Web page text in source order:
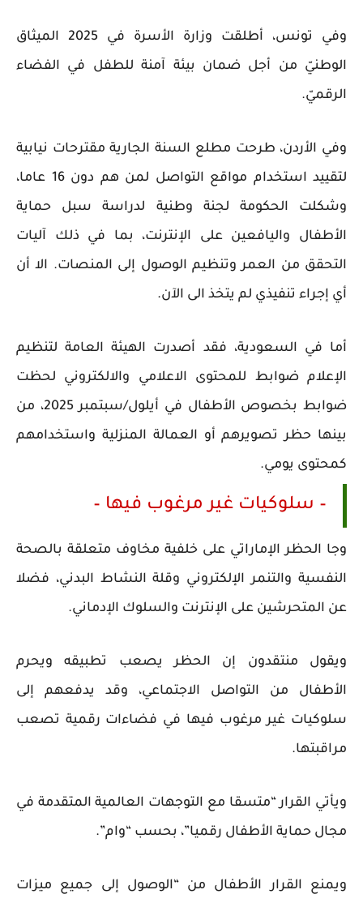
وفي تونس، أطلقت وزارة الأسرة في 2025 الميثاق
الوطنيّ من أجل ضمان بيئة آمنة للطفل في الفضاء
الرقميّ.
وفي الأردن، طرحت مطلع السنة الجارية مقترحات نيابية
لتقييد استخدام مواقع التواصل لمن هم دون 16 عاما،
وشكلت الحكومة لجنة وطنية لدراسة سبل حماية
الأطفال واليافعين على الإنترنت، بما في ذلك آليات
التحقق من العمر وتنظيم الوصول إلى المنصات. الا أن
أي إجراء تنفيذي لم يتخذ الى الآن.
أما في السعودية، فقد أصدرت الهيئة العامة لتنظيم
الإعلام ضوابط للمحتوى الاعلامي والالكتروني لحظت
ضوابط بخصوص الأطفال في أيلول/سبتمبر 2025، من
بينها حظر تصويرهم أو العمالة المنزلية واستخدامهم
كمحتوى يومي.
– سلوكيات غير مرغوب فيها –
وجا الحظر الإماراتي على خلفية مخاوف متعلقة بالصحة
النفسية والتنمر الإلكتروني وقلة النشاط البدني، فضلا
عن المتحرشين على الإنترنت والسلوك الإدماني.
ويقول منتقدون إن الحظر يصعب تطبيقه ويحرم
الأطفال من التواصل الاجتماعي، وقد يدفعهم إلى
سلوكيات غير مرغوب فيها في فضاءات رقمية تصعب
مراقبتها.
ويأتي القرار “متسقا مع التوجهات العالمية المتقدمة في
مجال حماية الأطفال رقميا”، بحسب “وام”.
ويمنع القرار الأطفال من “الوصول إلى جميع ميزات